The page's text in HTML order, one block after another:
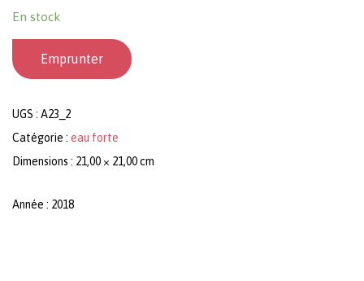
En stock
Emprunter
UGS : A23_2
Catégorie : eau forte
Dimensions : 21,00 × 21,00 cm
Année : 2018